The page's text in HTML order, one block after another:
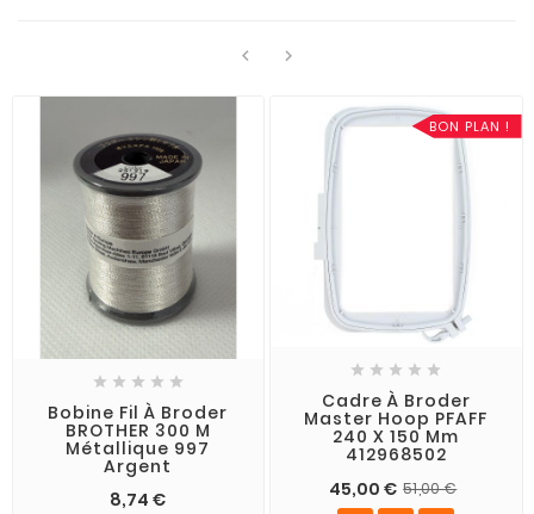
 
    
Bobine Fil À Broder
BROTHER 300 M
Métallique 997
Argent
8,74 €
BON PLAN !
    
Cadre À Broder
Master Hoop PFAFF
240 X 150 Mm
412968502
45,00 € 51,00 €